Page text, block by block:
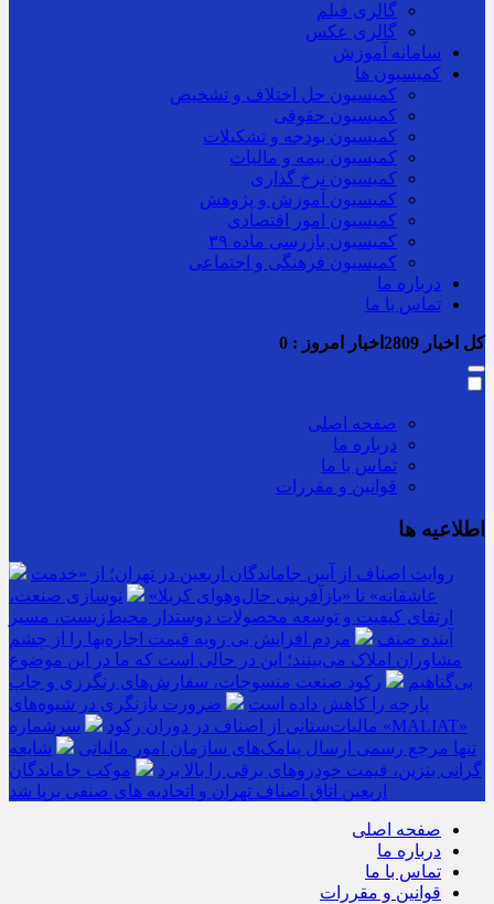
گالری فیلم
گالری عکس
سامانه آموزش
کمیسیون ها
کمیسیون حل اختلاف و تشخیص
کمیسیون حقوقی
کمیسیون بودجه و تشکیلات
کمیسیون بیمه و مالیات
کمیسیون نرخ گذاری
کمیسیون آموزش و پژوهش
کمیسیون امور اقتصادی
کمیسیون بازرسی ماده ۳۹
کمیسیون فرهنگی و اجتماعی
درباره ما
تماس با ما
کل اخبار اخبار امروز : 0
صفحه اصلی
درباره ما
تماس با ما
قوانین و مقررات
اطلاعیه ها
روایت اصناف از آیین جاماندگان اربعین در تهران؛ از «خدمت
عاشقانه» تا «بازآفرینی حال‌وهوای کربلا»
نوسازی صنعت،
ارتقای کیفیت و توسعه محصولات دوستدار محیط‌زیست، مسیر
آینده صنف
مردم افزایش بی رویه قیمت اجاره‌بها را از چشم
مشاوران املاک می‌بینند؛ این در حالی است که ما در این موضوع
بی‌گناهیم
رکود صنعت منسوجات، سفارش‌های رنگرزی و چاپ
پارچه را کاهش داده است
ضرورت بازنگری در شیوه‌های
مالیات‌ستانی از اصناف در دوران رکود
سرشماره «MALIAT»
تنها مرجع رسمی ارسال پیامک‌های سازمان امور مالیاتی
شایعه
گرانی بنزین، قیمت خودروهای برقی را بالا برد
موکب جاماندگان
اربعین اتاق اصناف تهران و اتحادیه های صنفی برپا شد
صفحه اصلی
درباره ما
تماس با ما
قوانین و مقررات